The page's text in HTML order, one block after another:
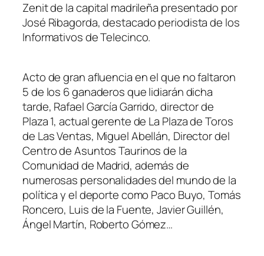
Zenit de la capital madrileña presentado por
José Ribagorda, destacado periodista de los
Informativos de Telecinco.
Acto de gran afluencia en el que no faltaron
5 de los 6 ganaderos que lidiarán dicha
tarde, Rafael García Garrido, director de
Plaza 1, actual gerente de La Plaza de Toros
de Las Ventas, Miguel Abellán, Director del
Centro de Asuntos Taurinos de la
Comunidad de Madrid, además de
numerosas personalidades del mundo de la
política y el deporte como Paco Buyo, Tomás
Roncero, Luis de la Fuente, Javier Guillén,
Ángel Martín, Roberto Gómez…